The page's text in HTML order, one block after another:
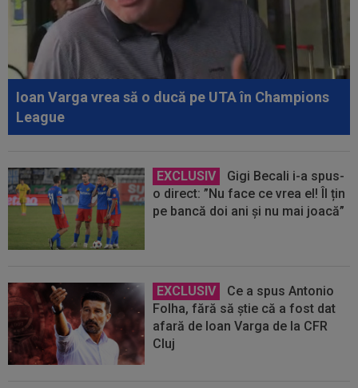
Ioan Varga vrea să o ducă pe UTA în Champions
League
EXCLUSIV
Gigi Becali i-a spus-
o direct: ”Nu face ce vrea el! Îl țin
pe bancă doi ani și nu mai joacă”
EXCLUSIV
Ce a spus Antonio
Folha, fără să știe că a fost dat
afară de Ioan Varga de la CFR
Cluj